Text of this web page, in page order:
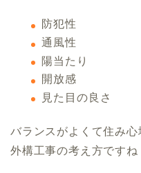
防犯性
通風性
陽当たり
開放感
見た目の良さ
バランスがよくて住み
外構工事の考え方ですね